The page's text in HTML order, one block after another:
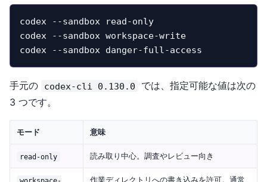
codex --sandbox read-only
codex --sandbox workspace-write
codex --sandbox danger-full-access
手元の codex-cli 0.130.0
では、指定可能な値は次の
3 つです。
モード 意味
read-only 読み取り中心。調査やレビュー向き
作業ディレクトリへの書き込みを許可。通常